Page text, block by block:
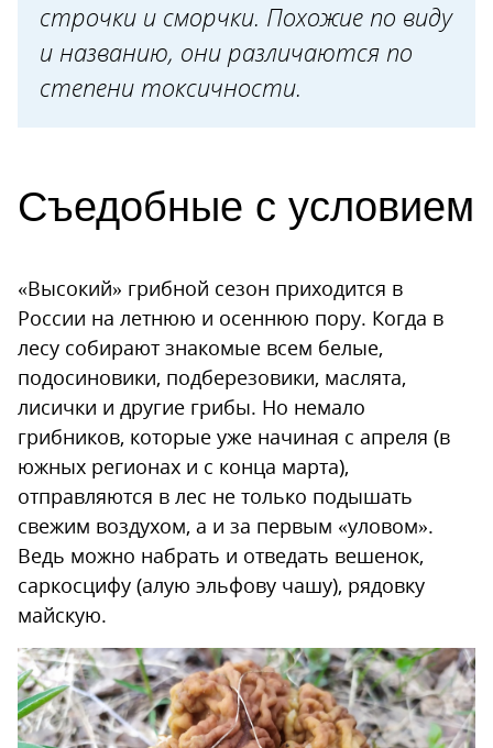
строчки и сморчки. Похожие по виду
и названию, они различаются по
степени токсичности.
Съедобные с условием
«Высокий» грибной сезон приходится в
России на летнюю и осеннюю пору. Когда в
лесу собирают знакомые всем белые,
подосиновики, подберезовики, маслята,
лисички и другие грибы. Но немало
грибников, которые уже начиная с апреля (в
южных регионах и с конца марта),
отправляются в лес не только подышать
свежим воздухом, а и за первым «уловом».
Ведь можно набрать и отведать вешенок,
саркосцифу (алую эльфову чашу), рядовку
майскую.